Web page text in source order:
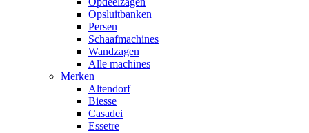
Opsluitbanken
Persen
Schaafmachines
Wandzagen
Alle machines
Merken
Altendorf
Biesse
Casadei
Essetre